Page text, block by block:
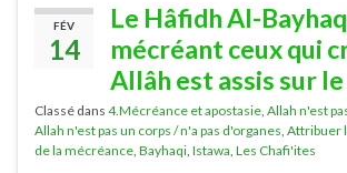
FÉV
14
Le Hâfidh Al-
mécréant ceux qui
Allâh est assis sur
Classé dans 4.Mécréance et apostasie Allah n'est
Allah n'est pas un corps / n'a pas d'organes Attribuer
de la mécréance Bayhaqi Istawa Les Chafi'ites